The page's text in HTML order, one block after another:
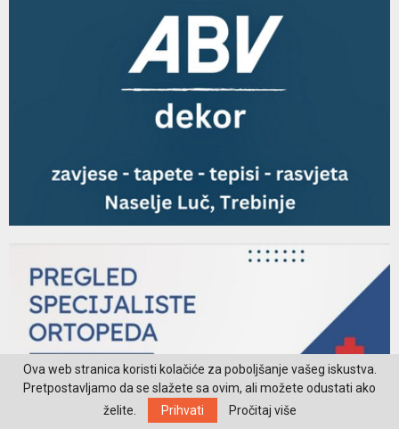
Ova web stranica koristi kolačiće za poboljšanje vašeg iskustva.
Pretpostavljamo da se slažete sa ovim, ali možete odustati ako
želite.
Prihvati Pročitaj više